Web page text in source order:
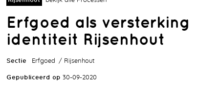
Erfgoed als versterking
identiteit Rijsenhout
Sectie Erfgoed Rijsenhout
Gepubliceerd op 30-09-2020